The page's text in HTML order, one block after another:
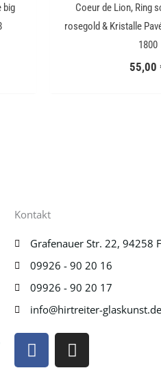
big
Coeur de Lion, Ring
rosegold & Kristalle
1800
55,00
Kontakt
Grafenauer Str. 22, 94258
09926 - 90 20 16
09926 - 90 20 17
info@hirtreiter-glaskunst.de
F
a
c
I
n
s